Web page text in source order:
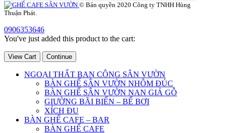
© Bản quyền 2020 Công ty TNHH Hùng
Thuận Phát.
0906353646
You've just added this product to the cart:
View Cart Continue
NGOẠI THẤT BAN CÔNG SÂN VƯỜN
BÀN GHẾ SÂN VƯỜN NHÔM ĐÚC
BÀN GHẾ SÂN VƯỜN NAN GIẢ GỖ
GIƯỜNG BÃI BIỂN – BỂ BƠI
XÍCH ĐU
BÀN GHẾ CAFE – BAR
BÀN GHẾ CAFE